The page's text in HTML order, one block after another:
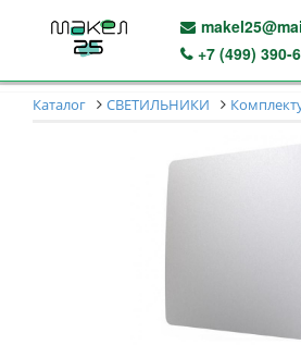
+7 (499) 390-
Каталог СВЕТИЛЬНИКИ